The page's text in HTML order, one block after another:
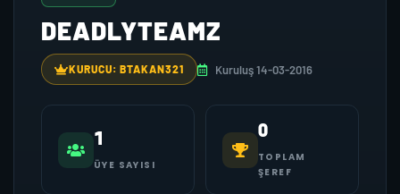
DEADLYTEAMZ
KURUCU: BTAKAN321 Kuruluş 14-03-2016
1
ÜYE SAYISI
0
TOPLAM
ŞEREF